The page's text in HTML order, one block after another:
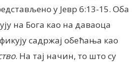
у Јевр 6:13-15. Оба
на Бога као на даваоца
садржај обећања као
. На тај начин, то што су